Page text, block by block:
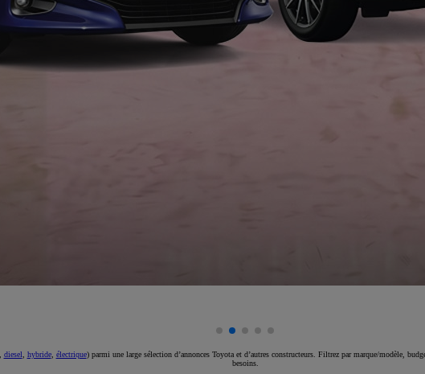
diesel hybride, électrique) parmi une large sélection d’annonces Toyota et d’autres constructeurs. Filtrez par marque/modèle,
besoins.